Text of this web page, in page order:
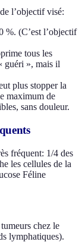
l’objectif visé:
%. (C’est l’objectif
tous les
guéri », mais il
plus stopper la
maximum de
sans douleur.
fréquent: 1/4 des
les cellules de la
Féline
chez le
lymphatiques).